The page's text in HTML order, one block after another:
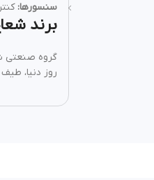
سنسورها:
برند
روز دنیا،